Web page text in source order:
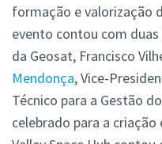
formação e valorização
evento contou com duas
da Geosat, Francisco
Mendonça, Vice-
Técnico para a Gestão
celebrado para a